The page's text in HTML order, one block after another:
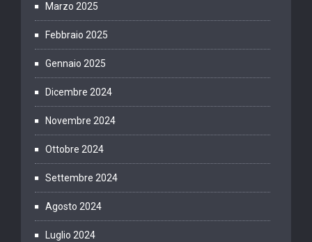
Marzo 2025
Febbraio 2025
Gennaio 2025
Dicembre 2024
Novembre 2024
Ottobre 2024
Settembre 2024
Agosto 2024
Luglio 2024